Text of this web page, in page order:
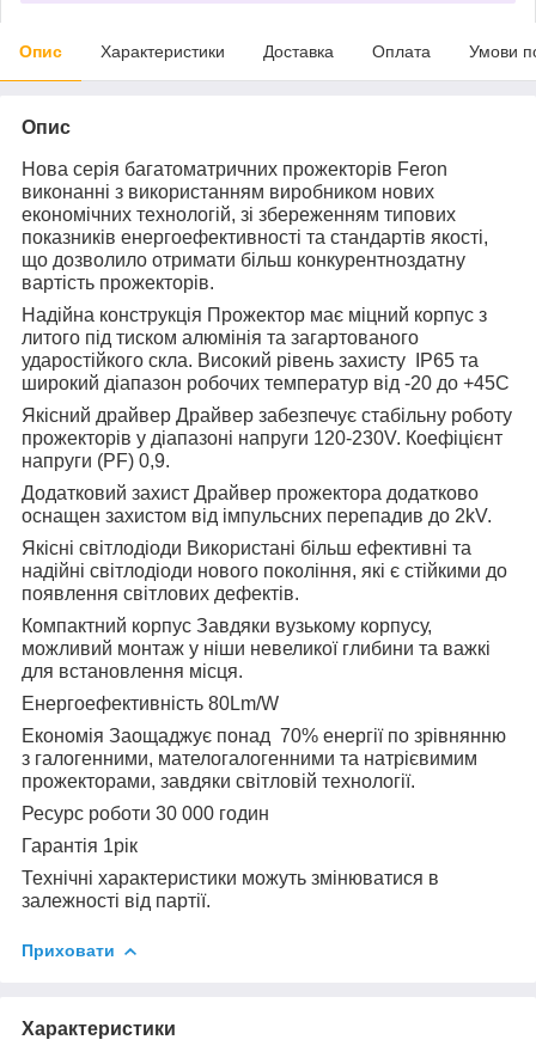
Опис Характеристики Доставка Оплата Умови
Опис
Нова серія багатоматричних прожекторів Feron
виконанні з використанням виробником нових
економічних технологій, зі збереженням типових
показників енергоефективності та стандартів якості,
що дозволило отримати більш конкурентноздатну
вартість прожекторів.
Надійна конструкція Прожектор має міцний корпус з
литого під тиском алюмінія та загартованого
ударостійкого скла. Високий рівень захисту IP65 та
широкий діапазон робочих температур від -20 до +45С
Якісний драйвер Драйвер забезпечує стабільну роботу
прожекторів у діапазоні напруги 120-230V. Коефіцієнт
напруги (PF) 0,9.
Додатковий захист Драйвер прожектора додатково
оснащен захистом від імпульсних перепадив до 2kV.
Якісні світлодіоди Використані більш ефективні та
надійні світлодіоди нового покоління, які є стійкими до
появлення світлових дефектів.
Компактний корпус Завдяки вузькому корпусу,
можливий монтаж у ніши невеликої глибини та важкі
для встановлення місця.
Енергоефективність 80Lm/W
Економія Заощаджує понад 70% енергії по зрівнянню
з галогенними, мателогалогенними та натрієвимим
прожекторами, завдяки світловій технології.
Ресурс роботи 30 000 годин
Гарантія 1рік
Технічні характеристики можуть змінюватися в
залежності від партії.
Приховати
Характеристики